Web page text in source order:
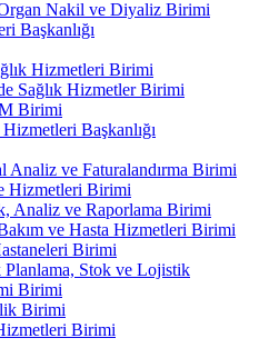
Nakil ve Diyaliz Birimi
Başkanlığı
Hizmetleri Birimi
Sağlık Hizmetler Birimi
Birimi
Başkanlığı
Analiz ve Faturalandırma Birimi
Hizmetleri Birimi
Analiz ve Raporlama Birimi
ve Hasta Hizmetleri Birimi
Birimi
Planlama, Stok ve Lojistik
Birimi
Birimi
Birimi